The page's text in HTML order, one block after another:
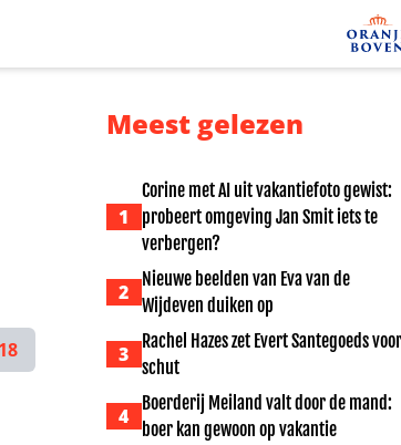
Meest gelezen
1
Corine met AI uit vakantiefoto gewist:
probeert omgeving Jan Smit iets te
verbergen?
2
Nieuwe beelden van Eva van de
Wijdeven duiken op
3
Rachel Hazes zet Evert Santegoeds voor
schut
4
Boerderij Meiland valt door de mand:
boer kan gewoon op vakantie